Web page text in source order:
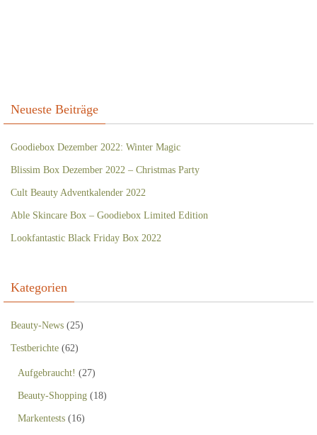
Neueste Beiträge
Goodiebox Dezember 2022: Winter Magic
Blissim Box Dezember 2022 – Christmas Party
Cult Beauty Adventkalender 2022
Able Skincare Box – Goodiebox Limited Edition
Lookfantastic Black Friday Box 2022
Kategorien
Beauty-News (25)
Testberichte (62)
Aufgebraucht! (27)
Beauty-Shopping (18)
Markentests (16)